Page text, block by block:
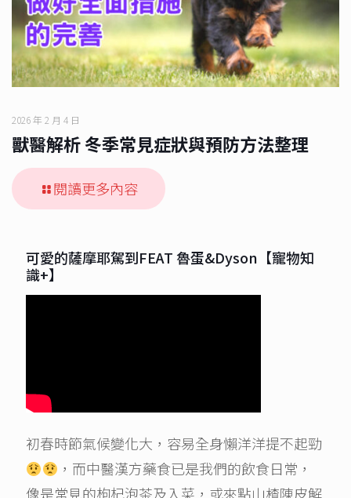
2026 年 2 月 4 日
獸醫解析 冬季常見症狀與預防方法整理
閱讀更多內容
可愛的薩摩耶駕到FEAT 魯蛋&Dyson【寵物知
識+】
初春時節氣候變化大，容易全身懶洋洋提不起勁
，而中醫漢方藥食已是我們的飲食日常，
像是常見的枸杞泡茶及入菜，或來點山楂陳皮解